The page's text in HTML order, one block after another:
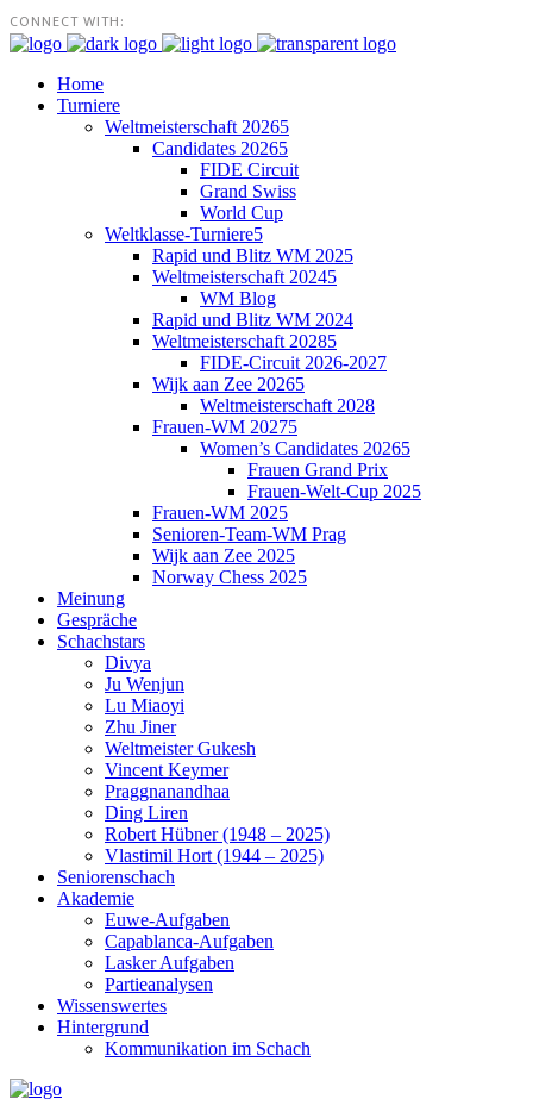
CONNECT WITH:
Home
Turniere
Weltmeisterschaft 2026
Candidates 2026
FIDE Circuit
Grand Swiss
World Cup
Weltklasse-Turniere
Rapid und Blitz WM 2025
Weltmeisterschaft 2024
WM Blog
Rapid und Blitz WM 2024
Weltmeisterschaft 2028
FIDE-Circuit 2026-2027
Wijk aan Zee 2026
Weltmeisterschaft 2028
Frauen-WM 2027
Women’s Candidates 2026
Frauen Grand Prix
Frauen-Welt-Cup 2025
Frauen-WM 2025
Senioren-Team-WM Prag
Wijk aan Zee 2025
Norway Chess 2025
Meinung
Gespräche
Schachstars
Divya
Ju Wenjun
Lu Miaoyi
Zhu Jiner
Weltmeister Gukesh
Vincent Keymer
Praggnanandhaa
Ding Liren
Robert Hübner (1948 – 2025)
Vlastimil Hort (1944 – 2025)
Seniorenschach
Akademie
Euwe-Aufgaben
Capablanca-Aufgaben
Lasker Aufgaben
Partieanalysen
Wissenswertes
Hintergrund
Kommunikation im Schach